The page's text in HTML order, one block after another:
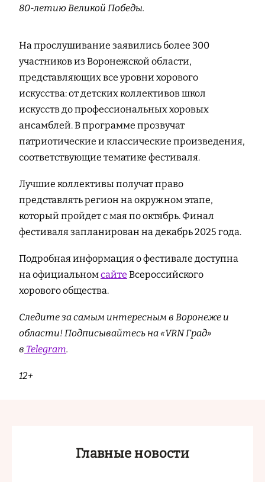
80-летию Великой Победы.
На прослушивание заявились более 300
участников из Воронежской области,
представляющих все уровни хорового
искусства: от детских коллективов школ
искусств до профессиональных хоровых
ансамблей. В программе прозвучат
патриотические и классические произведения,
соответствующие тематике фестиваля.
Лучшие коллективы получат право
представлять регион на окружном этапе,
который пройдет с мая по октябрь. Финал
фестиваля запланирован на декабрь 2025 года.
Подробная информация о фестивале доступна
на официальномсайте Всероссийского
хорового общества.
Следите за самым интересным в Воронеже и
области! Подписывайтесь на «VRN Град»
в Telegram.
12+
Главные новости